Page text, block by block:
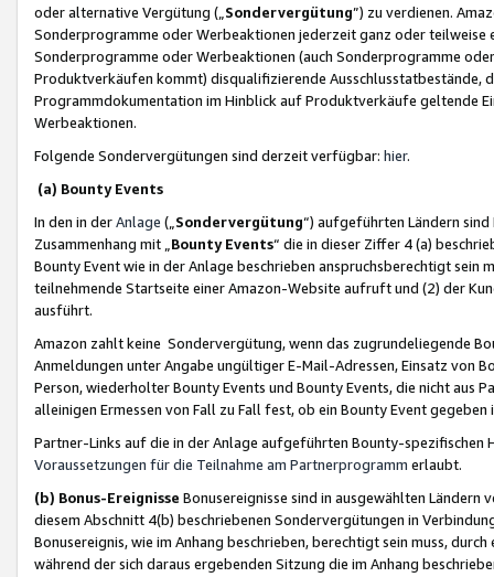
oder alternative Vergütung („ Sondervergütung”) zu verdienen.
Sonderprogramme oder Werbeaktionen jederzeit ganz oder
Sonderprogramme oder Werbeaktionen (auch Sonderprogramme
Produktverkäufen kommt) disqualifizierende Ausschlusstatbestände,
Programmdokumentation im Hinblick auf Produktverkäufe geltende
Werbeaktionen.
Folgende Sondervergütungen sind derzeit verfügbar: hier.
(a) Bounty Events
In den in derAnlage („ Sondervergütung“) aufgeführten Ländern
Zusammenhang mit „ Bounty Events“ die in dieser Ziffer 4 (a)
Bounty Event wie in der Anlage beschrieben anspruchsberechtigt sein
teilnehmende Startseite einer Amazon-Website aufruft und (2) der
ausführt.
Amazon zahlt keine Sondervergütung, wenn das zugrundeliegende
Anmeldungen unter Angabe ungültiger E-Mail-Adressen, Einsatz von
Person, wiederholter Bounty Events und Bounty Events, die nicht
alleinigen Ermessen von Fall zu Fall fest, ob ein Bounty Event
Partner-Links auf die in der Anlage aufgeführten Bounty-spezifischen
Voraussetzungen für die Teilnahme am Partnerprogramm erlaubt.
(b) Bonus-Ereignisse Bonusereignisse sind in ausgewählten Ländern
diesem Abschnitt 4(b) beschriebenen Sondervergütungen in
Bonusereignis, wie im Anhang beschrieben, berechtigt sein muss,
während der sich daraus ergebenden Sitzung die im Anhang